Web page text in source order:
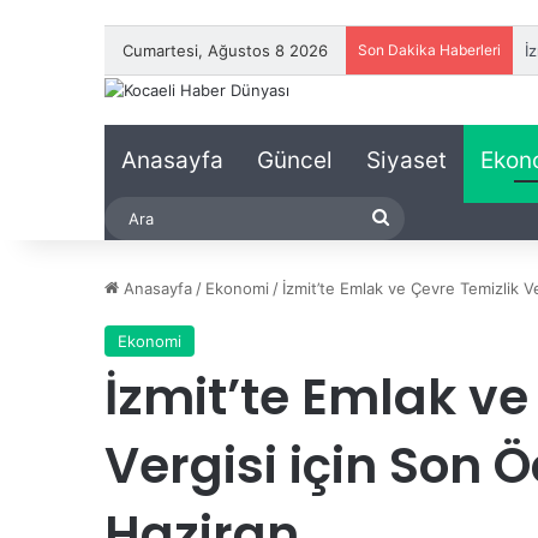
Cumartesi, Ağustos 8 2026 Son Dakika Haberleri
Anasayfa Güncel Siyaset
Anasayfa / Ekonomi / İzmit’te Emlak ve Çevre Temizlik
Ekonomi
İzmit’te Emlak
Vergisi için Son